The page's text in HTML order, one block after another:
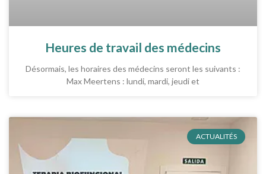
Heures de travail des médecins
Désormais, les horaires des médecins seront les suivants :
Max Meertens : lundi, mardi, jeudi et
ACTUALITÉS